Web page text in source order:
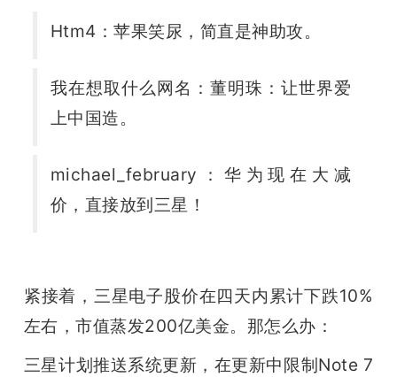
Htm4：苹果笑尿，简直是神助攻。
我在想取什么网名：董明珠：让世界爱
上中国造。
michael_february：华为现在大减
价，直接放到三星！
紧接着， 三星电子股价在四天内累计下跌10%
左右，市值蒸发200亿美金。 那怎么办：
三星计划推送系统更新，在更新中限制Note 7